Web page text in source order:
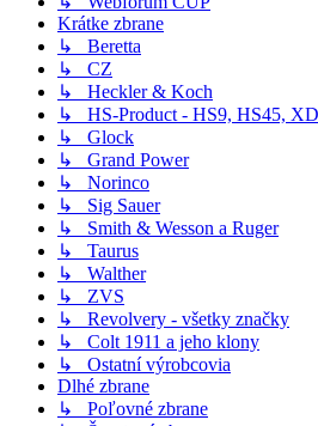
Krátke zbrane
↳ Beretta
↳ CZ
↳ Heckler & Koch
↳ HS-Product - HS9, HS45,
↳ Glock
↳ Grand Power
↳ Norinco
↳ Sig Sauer
↳ Smith & Wesson a Ruger
↳ Taurus
↳ Walther
↳ ZVS
↳ Revolvery - všetky značky
↳ Colt 1911 a jeho klony
↳ Ostatní výrobcovia
Dlhé zbrane
↳ Poľovné zbrane